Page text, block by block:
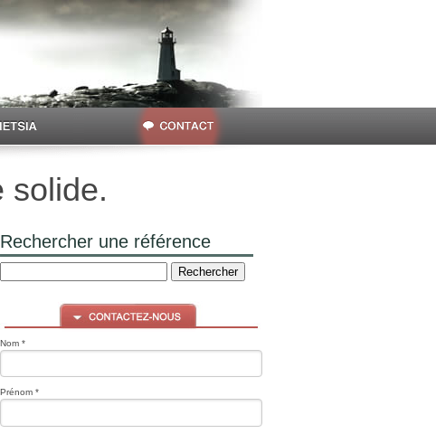
solide.
Rechercher une référence
Nom *
Prénom *